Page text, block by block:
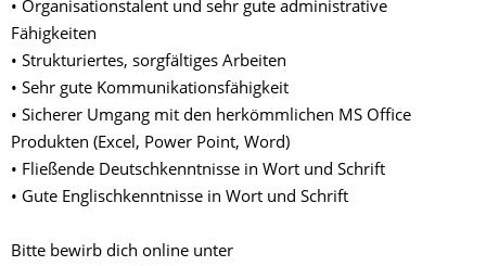
• Organisationstalent und sehr gute administrative
Fähigkeiten
• Strukturiertes, sorgfältiges Arbeiten
• Sehr gute Kommunikationsfähigkeit
• Sicherer Umgang mit den herkömmlichen MS Office
Produkten (Excel, Power Point, Word)
• Fließende Deutschkenntnisse in Wort und Schrift
• Gute Englischkenntnisse in Wort und Schrift
Bitte bewirb dich online unter